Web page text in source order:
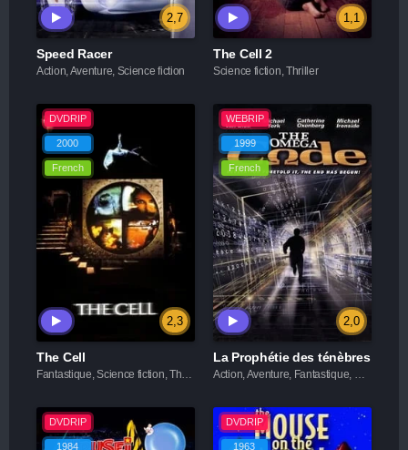
2,7
Speed Racer
Action, Aventure, Science fiction
1,1
The Cell 2
Science fiction, Thriller
DVDRIP
2000
French
2,3
The Cell
Fantastique, Science fiction, Thriller
WEBRIP
1999
French
2,0
La Prophétie des ténèbres
Action, Aventure, Fantastique, Science fiction, Thriller
DVDRIP
1984
DVDRIP
1963